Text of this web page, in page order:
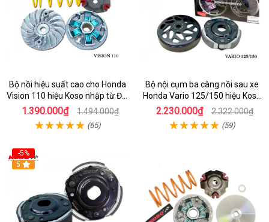
Bộ nồi hiệu suất cao cho Honda
Vision 110 hiệu Koso nhập từ Đài
Loan
1.390.000₫ 1.494.000₫
(65)
Bộ nội cụm ba càng nồi sau xe
Honda Vario 125/150 hiệu Koso
Đài Loan
2.230.000₫ 2.322.000₫
(59)
-5%
5